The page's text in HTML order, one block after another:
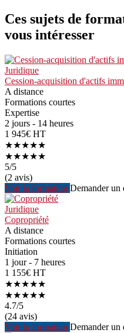
Ces sujets de
vous intéresser
Juridique
Cession-acquisition d'actifs
A distance
Formations courtes
Expertise
2 jours - 14 heures
1 945€ HT
★★★★★
★★★★★
5/5
(2 avis)
Voir la formation Demander un
Juridique
Copropriété
A distance
Formations courtes
Initiation
1 jour - 7 heures
1 155€ HT
★★★★★
★★★★★
4.7/5
(24 avis)
Voir la formation Demander un